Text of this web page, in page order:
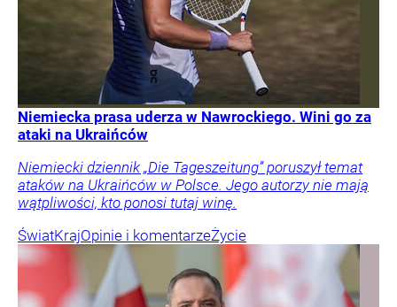
Niemiecka prasa uderza w Nawrockiego. Wini go za
ataki na Ukraińców
Niemiecki dziennik „Die Tageszeitung” poruszył temat
ataków na Ukraińców w Polsce. Jego autorzy nie mają
wątpliwości, kto ponosi tutaj winę.
ŚwiatKrajOpinie i komentarzeŻycie